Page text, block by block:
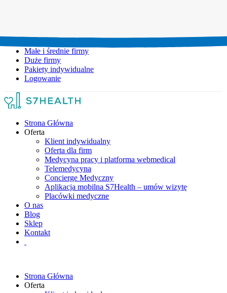
Małe i średnie firmy
Duże firmy
Pakiety indywidualne
Logowanie
Strona Główna
Oferta
Klient indywidualny
Oferta dla firm
Medycyna pracy i platforma webmedical
Telemedycyna
Concierge Medyczny
Aplikacja mobilna S7Health – umów wizytę
Placówki medyczne
O nas
Blog
Sklep
Kontakt
Strona Główna
Oferta